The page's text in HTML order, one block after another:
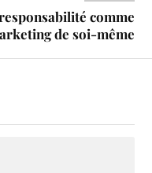
comme
de soi-même